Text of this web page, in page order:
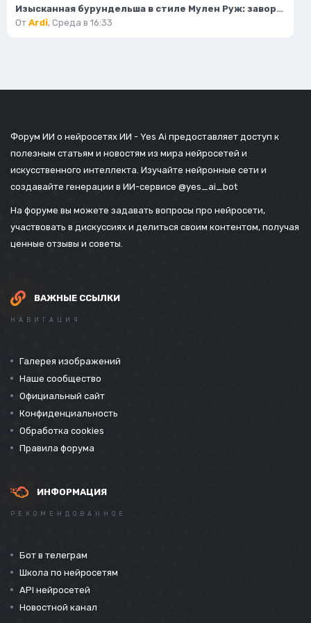
Изысканная бурундельша в стиле Мулен Руж: завораживающая мода и красота. Генерация из нейронной сети Flux 1
От Ardi, Среда в 16:33
Форум ИИ о нейросетях ИИ - Yes Ai предоставляет доступ к
полезным статьям и новостям из мира нейросетей и
искусственного интеллекта. Изучайте нейронные сети и
создавайте генерации в ИИ-сервисе @yes_ai_bot
На форуме вы можете задавать вопросы про нейросети,
участвовать в дискуссиях и делиться своим контентом, получая
ценные отзывы и советы.
ВАЖНЫЕ ССЫЛКИ
НАВИГАЦИЯ
Галерея изображений
Наше сообщество
Официальный сайт
Конфиденциальность
Обработка cookies
Правила форума
ИНФОРМАЦИЯ
РЕКОМЕНДОВАННОЕ
Бот в телеграм
Школа по нейросетям
API нейросетей
Новостной канал